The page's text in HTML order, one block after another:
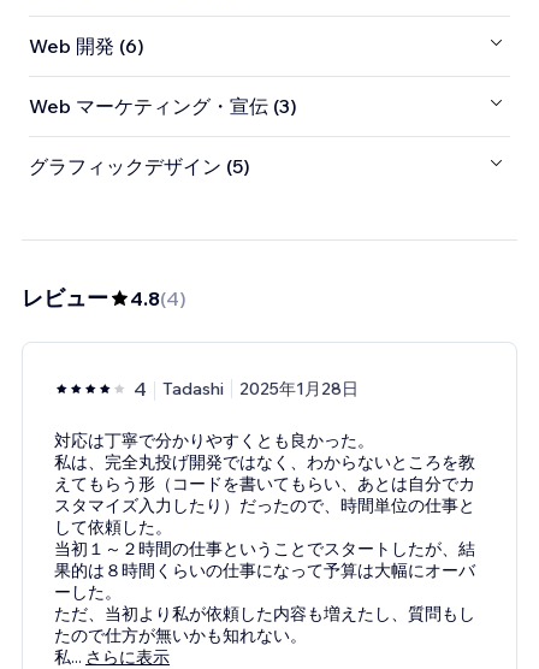
Web 開発 (6)
Web マーケティング・宣伝 (3)
グラフィックデザイン (5)
レビュー 4.8(4)
4 Tadashi 2025年1月28日
対応は丁寧で分かりやすくとも良かった。
私は、完全丸投げ開発ではなく、わからないところを教
えてもらう形（コードを書いてもらい、あとは自分でカ
スタマイズ入力したり）だったので、時間単位の仕事と
して依頼した。
当初１～２時間の仕事ということでスタートしたが、結
果的は８時間くらいの仕事になって予算は大幅にオーバ
ーした。
ただ、当初より私が依頼した内容も増えたし、質問もし
たので仕方が無いかも知れない。
私... さらに表示